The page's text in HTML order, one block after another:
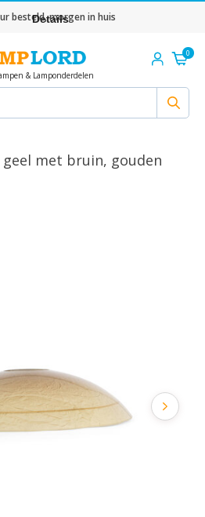
besteld, morgen in huis
& Lamponderdelen
0
met bruin, gouden
Details